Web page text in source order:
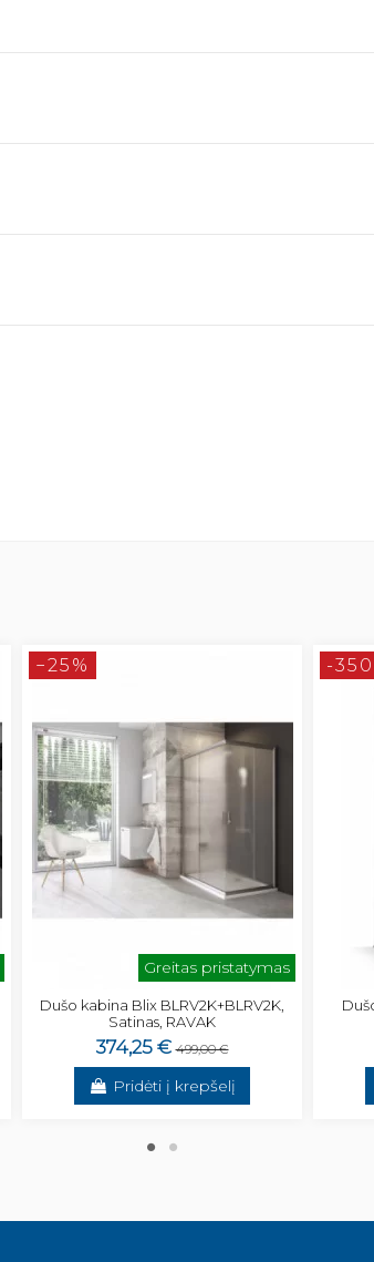
−25%
Greitas pristatymas
Dušo kabina Blix BLRV2K+BLRV2K,
Satinas, RAVAK
374,25 € 499,00 €
Pridėti į krepšelį
-